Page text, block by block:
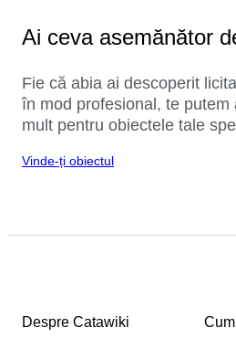
Ai ceva asemănător
Fie că abia ai descoperit
în mod profesional, te putem
mult pentru obiectele tale
Vinde-ți obiectul
Despre Catawiki